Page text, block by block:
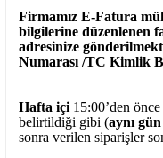
Firmamız E-Fatura
bilgilerine düzenlenen
adresinize
Numarası /TC Kimlik
Hafta içi 15:00’den
belirtildiği gibi (aynı
sonra verilen siparişler